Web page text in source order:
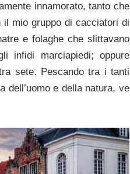
innamorato, tanto che
il mio gruppo di cacciatori di
e folaghe che slittavano
infidi marciapiedi; oppure
sete. Pescando tra i tanti
dell’uomo e della natura, ve